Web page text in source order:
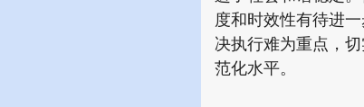
度和时效性有待进
决执行难为重点，
范化水平。